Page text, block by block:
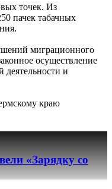
точек. Из
пачек табачных
миграционного
осуществление
и
краю
«Зарядку со